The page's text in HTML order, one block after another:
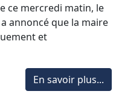
ce mercredi matin, le
annoncé que la maire
et
En savoir plus...